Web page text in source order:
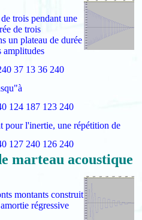
trois pendant une
de trois
un plateau de durée
amplitudes
37 13 36 240
124 187 123 240
pour l'inertie, une répétition de
127 240 126 240
marteau acoustique
montants construit
régressive